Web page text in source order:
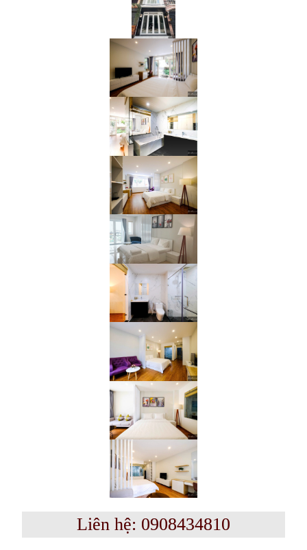
Liên hệ: 0908434810